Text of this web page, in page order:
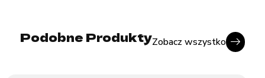
Podobne ProduktyZobacz wszystko